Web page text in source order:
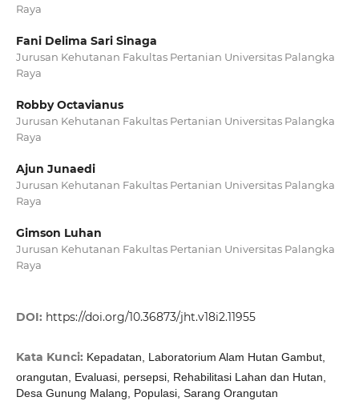
Raya
Fani Delima Sari Sinaga
Jurusan Kehutanan Fakultas Pertanian Universitas Palangka
Raya
Robby Octavianus
Jurusan Kehutanan Fakultas Pertanian Universitas Palangka
Raya
Ajun Junaedi
Jurusan Kehutanan Fakultas Pertanian Universitas Palangka
Raya
Gimson Luhan
Jurusan Kehutanan Fakultas Pertanian Universitas Palangka
Raya
DOI: https://doi.org/10.36873/jht.v18i2.11955
Kata Kunci: Kepadatan, Laboratorium Alam Hutan Gambut,
orangutan, Evaluasi, persepsi, Rehabilitasi Lahan dan Hutan,
Desa Gunung Malang, Populasi, Sarang Orangutan